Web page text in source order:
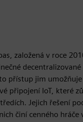
založená v roce
přístup jim
připojení IoT, které
Jejich řešení
činí cenného hráče